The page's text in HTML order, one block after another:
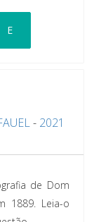
E
- 2021
de Dom
1889. Leia-o